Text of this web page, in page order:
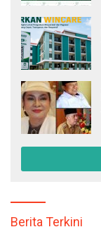
Berita Terkini